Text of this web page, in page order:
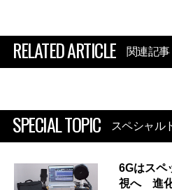
RELATED ARTICLE 関連記事
SPECIAL TOPIC スペシャル
6Gはスペ
視へ 進化